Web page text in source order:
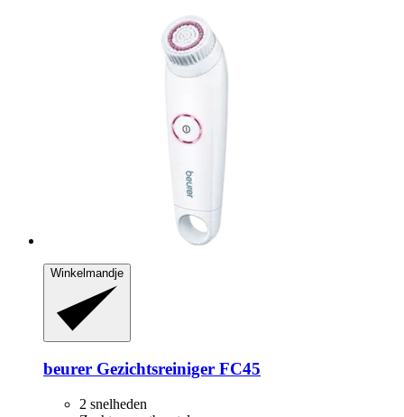
Winkelmandje
beurer Gezichtsreiniger FC45
2 snelheden